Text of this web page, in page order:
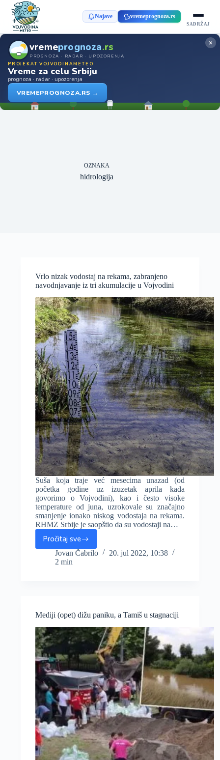
Najave vremeprognoza.rs
SADRŽAJ
vremeprognoza.rs
PROGNOZA · RADAR · UPOZORENJA
PROJEKAT VOJVODINAMETEO
Vreme za celu Srbiju
prognoza · radar · upozorenja
VREMEPROGNOZA.RS →
×
OZNAKA
hidrologija
Vrlo nizak vodostaj na rekama, zabranjeno
navodnjavanje iz tri akumulacije u Vojvodini
Suša koja traje već mesecima unazad (od
početka godine uz izuzetak aprila kada
govorimo o Vojvodini), kao i često visoke
temperature od juna, uzrokovale su značajno
smanjenje ionako niskog vodostaja na rekama.
RHMZ Srbije je saopštio da su vodostaji na…
Pročitaj sve
Vrlo
nizak
vodostaj
iz
tri
akumulacije
u
Vojvodini
Jovan Čabrilo
20. jul 2022, 10:38
2 min
Mediji (opet) dižu paniku, a Tamiš u stagnaciji